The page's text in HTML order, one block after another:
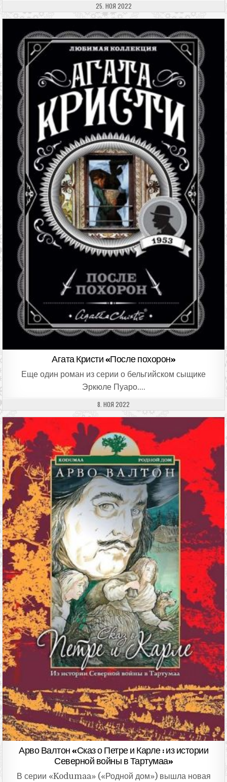
ДАТА ПУБЛИКАЦИИ:
25. НОЯ 2022
Агата Кристи «После похорон»
Еще один роман из серии о бельгийском сыщике
Эркюле Пуаро….
ДАТА ПУБЛИКАЦИИ:
8. НОЯ 2022
Арво Валтон «Сказ о Петре и Карле : из истории
Северной войны в Тартумаа»
В серии «Kodumaa» («Родной дом») вышла новая